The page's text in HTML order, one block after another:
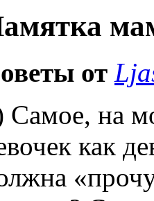
от
Самое, на
как